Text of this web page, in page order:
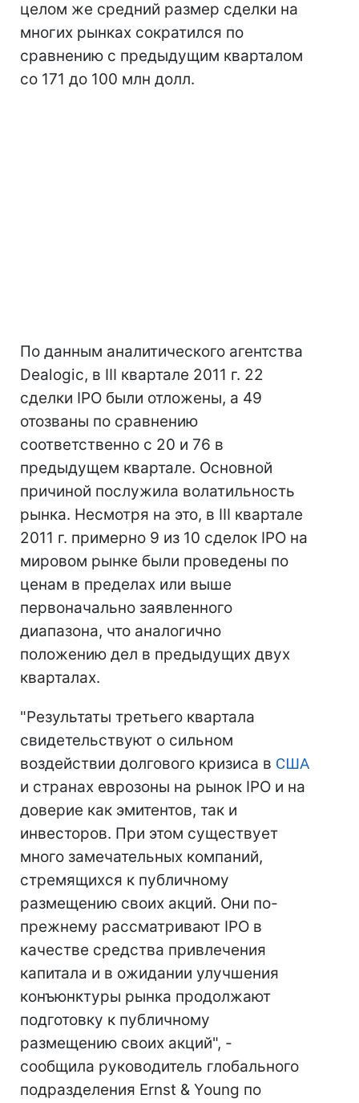
целом же средний размер сделки на
многих рынках сократился по
сравнению с предыдущим кварталом
со 171 до 100 млн долл.
По данным аналитического агентства
Dealogic, в III квартале 2011 г. 22
сделки IPO были отложены, а 49
отозваны по сравнению
соответственно с 20 и 76 в
предыдущем квартале. Основной
причиной послужила волатильность
рынка. Несмотря на это, в III квартале
2011 г. примерно 9 из 10 сделок IPO на
мировом рынке были проведены по
ценам в пределах или выше
первоначально заявленного
диапазона, что аналогично
положению дел в предыдущих двух
кварталах.
"Результаты третьего квартала
свидетельствуют о сильном
воздействии долгового кризиса в США
и странах еврозоны на рынок IPO и на
доверие как эмитентов, так и
инвесторов. При этом существует
много замечательных компаний,
стремящихся к публичному
размещению своих акций. Они по-
прежнему рассматривают IPO в
качестве средства привлечения
капитала и в ожидании улучшения
конъюнктуры рынка продолжают
подготовку к публичному
размещению своих акций", -
сообщила руководитель глобального
подразделения Ernst & Young по